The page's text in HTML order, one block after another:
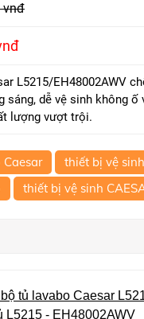
vnđ
L5215/EH48002AWV
sáng, dễ vệ sinh không ố
lượng vượt trội.
thiết bị vệ sinh
thiết bị vệ sinh
tủ lavabo Caesar
L5215 - EH48002AWV